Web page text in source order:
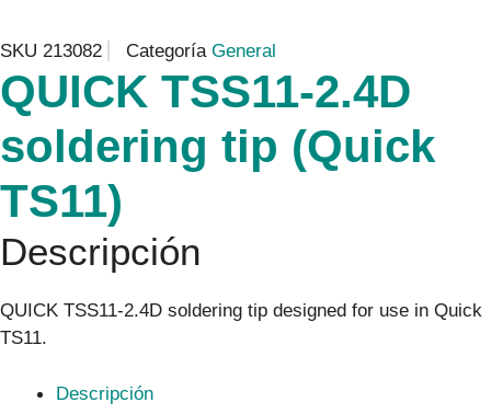
SKU 213082 Categoría General
QUICK TSS11-2.4D
soldering tip (Quick
TS11)
Descripción
QUICK TSS11-2.4D soldering tip designed for use in Quick
TS11.
Descripción